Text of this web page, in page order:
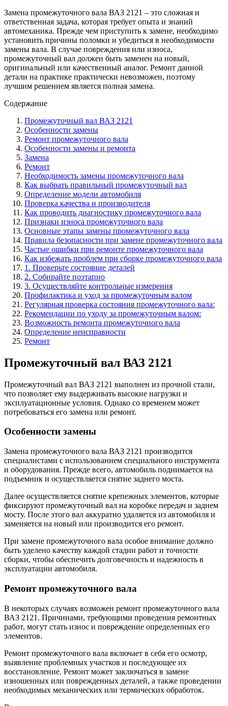
Замена промежуточного вала ВАЗ 2121 – это сложная и
ответственная задача, которая требует опыта и знаний
автомеханика. Прежде чем приступить к замене, необходимо
установить причины поломки и убедиться в необходимости
замены вала. В случае повреждения или износа,
промежуточный вал должен быть заменен на новый,
оригинальный или качественный аналог. Ремонт данной
детали на практике практически невозможен, поэтому
лучшим решением является полная замена.
Содержание
Промежуточный вал ВАЗ 2121
Особенности замены
Ремонт промежуточного вала
Особенности замены и ремонта
Замена
Ремонт
Необходимость замены промежуточного вала
Как выбрать правильный промежуточный вал
Определение модели автомобиля
Проверка качества и производителя
Как проводить диагностику промежуточного вала
Признаки износа промежуточного вала
Основные этапы замены промежуточного вала
Правила безопасности при замене промежуточного вала
Частые ошибки при ремонте промежуточного вала
Как избежать проблем при сборке промежуточного вала
1. Проверьте состояние деталей
2. Собирайте поэтапно
3. Осуществляйте контрольные измерения
Профилактика и уход за промежуточным валом
Регулярная проверка состояния промежуточного вала:
Рекомендации по уходу за промежуточным валом:
Возможность ремонта промежуточного вала
Определение неисправности
Ремонт
Промежуточный вал ВАЗ 2121
Промежуточный вал ВАЗ 2121 выполнен из прочной стали,
что позволяет ему выдерживать высокие нагрузки и
эксплуатационные условия. Однако со временем может
потребоваться его замена или ремонт.
Особенности замены
Замена промежуточного вала ВАЗ 2121 производится
специалистами с использованием специального инструмента
и оборудования. Прежде всего, автомобиль поднимается на
подъемник и осуществляется снятие заднего моста.
Далее осуществляется снятие крепежных элементов, которые
фиксируют промежуточный вал на коробке передач и заднем
мосту. После этого вал аккуратно удаляется из автомобиля и
заменяется на новый или производится его ремонт.
При замене промежуточного вала особое внимание должно
быть уделено качеству каждой стадии работ и точности
сборки, чтобы обеспечить долговечность и надежность в
эксплуатации автомобиля.
Ремонт промежуточного вала
В некоторых случаях возможен ремонт промежуточного вала
ВАЗ 2121. Причинами, требующими проведения ремонтных
работ, могут стать износ и повреждение определенных его
элементов.
Ремонт промежуточного вала включает в себя его осмотр,
выявление проблемных участков и последующее их
восстановление. Ремонт может заключаться в замене
изношенных или поврежденных деталей, а также проведении
необходимых механических или термических обработок.